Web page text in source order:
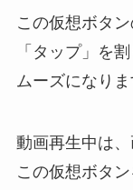
この仮想ボタ
「タップ」を
ムーズになりま
動画再生中は、
この仮想ボタ